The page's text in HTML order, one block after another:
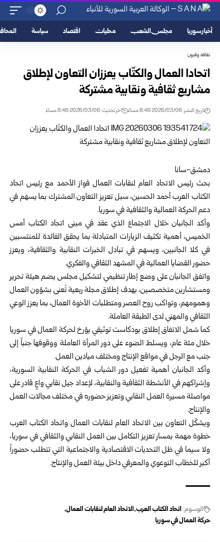
أخبار سوريا مجلس الشعب محليات اقتصاد سياسة
ثقافة وفنون
اتحادا العمال والكتّاب يعززان التعاون لإطلاق
مشاريع ثقافية ونقابية مشتركة
تاريخ النشر: 2026/03/06 8:46 مساءً اخر تحديث: 2026/03/06 8:46 مساءً
دمشق-سانا
بحث رئيس الاتحاد العام لنقابات العمال فواز الأحمد مع رئيساتحاد
الكتاب العربأحمد الحسين، سبل تعزيز التعاون المشترك بما يسهم في
دعم الحركة العمالية والثقافية في سوريا.
وأكد الجانبان خلال الاجتماع الذي عقد في مبنى اتحاد الكتاب أمس
الخميس، أهمية تكثيف الزيارات المتبادلة بما يحقق الفائدة للمنتسبين
في كلا الجانبين، ويسهم في تبادل الخبرات النقابية والثقافية، ويعزز
حضور القضايا العمالية في المشهد الثقافي والفكري.
واتفق الجانبان على وضع إطار تنظيمي لتشكيل مجلس يضم هيئة تحرير
ومستشارين متخصصين، بهدف إطلاق مجلة ربعية تُعنى بشؤون العمال
وهمومهم، وتواكب روح العصر ومتطلبات الأخوة العمال، بما يعزز الوعي
الثقافي والمهني لدى الطبقة العاملة.
كما شمل الاتفاق إطلاق بودكاست توثيقي يؤرخ لحركة العمال في سوريا
خلال مئة عام، ويسلط الضوء على دور المرأة العاملة ووقوفها جنباً إلى
جنب مع الرجل في مواقع الإنتاج ومختلف ميادين العمل.
وأكد الجانبان أهمية تفعيل دور الشباب في الحركة النقابية السورية،
وإشراكهم في الأنشطة الثقافية والنقابية، لإعداد جيل نقابي واعٍ قادر على
مواصلة مسيرة العمل النقابي وتعزيز حضوره في مختلف مجالات العمل
والإنتاج.
ويشكّل التعاون بين الاتحاد العام لنقابات العمال واتحاد الكتاب العرب
خطوة مهمة بمسار تعزيز التكامل بين العمل النقابي والثقافي في سوريا،
ولا سيما في ظل التحديات الاقتصادية والاجتماعية التي تتطلب حضوراً
أكبر للخطاب التوعوي والمعرفي داخل بيئة العمل والإنتاج.
الوسوم: اتحاد الكتاب العرب الاتحاد العام لنقابات العمال
حركة العمال في سوريا